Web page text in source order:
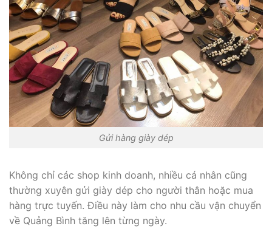
Gửi hàng giày dép
Không chỉ các shop kinh doanh, nhiều cá nhân cũng
thường xuyên gửi giày dép cho người thân hoặc mua
hàng trực tuyến. Điều này làm cho nhu cầu vận chuyển
về Quảng Bình tăng lên từng ngày.